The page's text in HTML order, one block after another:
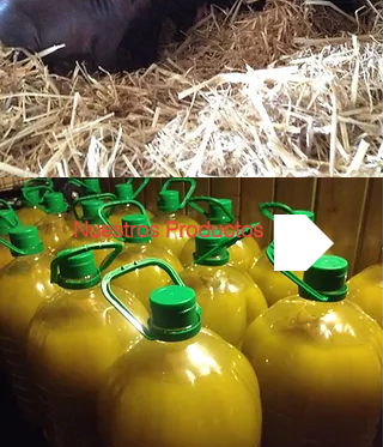
Nuestros Productos